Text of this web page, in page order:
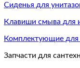
Сиденья для
Клавиши смыва для
Комплектующие для
Запчасти для